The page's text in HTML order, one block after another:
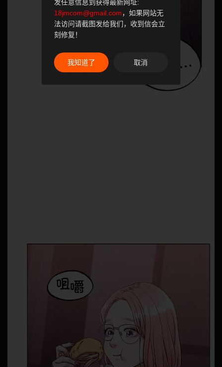
发任意信息到获得最新网址:
18jmcom@gmail.com，如果网站无
法访问请截图发给我们，收到信会立
刻修复！
我知道了 取消